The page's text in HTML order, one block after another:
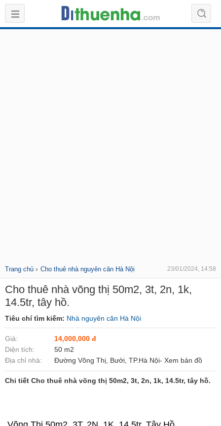
Trang chủ › Cho thuê nhà nguyên căn Hà Nội 23/01/2024, 14:58
Cho thuê nhà võng thị 50m2, 3t, 2n, 1k,
14.5tr, tây hồ.
Tiêu chí tìm kiếm: Nhà nguyên căn Hà Nội
Giá:
14,000,000 đ
Diện tích:
50 m2
Địa chỉ nhà:
Đường Võng Thị, Bưởi, TP.Hà Nội- Xem bản đồ
Chi tiết Cho thuê nhà võng thị 50m2, 3t, 2n, 1k, 14.5tr, tây hồ.